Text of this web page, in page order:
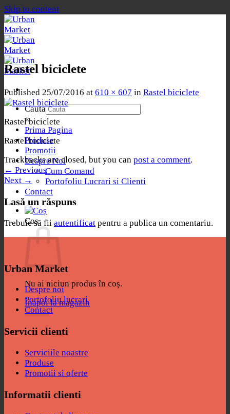
Skip to content
Cauta
×
Prima Pagina
Produse
Promotii
Despre Noi
Cum Comand
Portofoliu Lucrari si Clienti
Contact
Coș
Nu ai niciun produs în coș.
Înapoi la magazin
Rastel biciclete
Published 25/07/2016 at 610 × 607 in Rastel biciclete
Rastel biciclete
Rastel biciclete
Trackbacks are closed, but you can post a comment.
← Previous
Next →
Lasă un răspuns
Trebuie să fii autentificat pentru a publica un comentariu.
Urban Market
Despre noi
Portofoliu lucrari
Contact
Servicii clienti
Serviciile noastre
Produse
Promotii si oferte
Informatii clienti